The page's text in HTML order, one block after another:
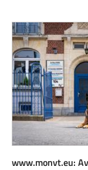
www.monvt.eu: